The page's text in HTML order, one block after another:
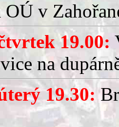
OÚ v
19.00:
na
19.30: